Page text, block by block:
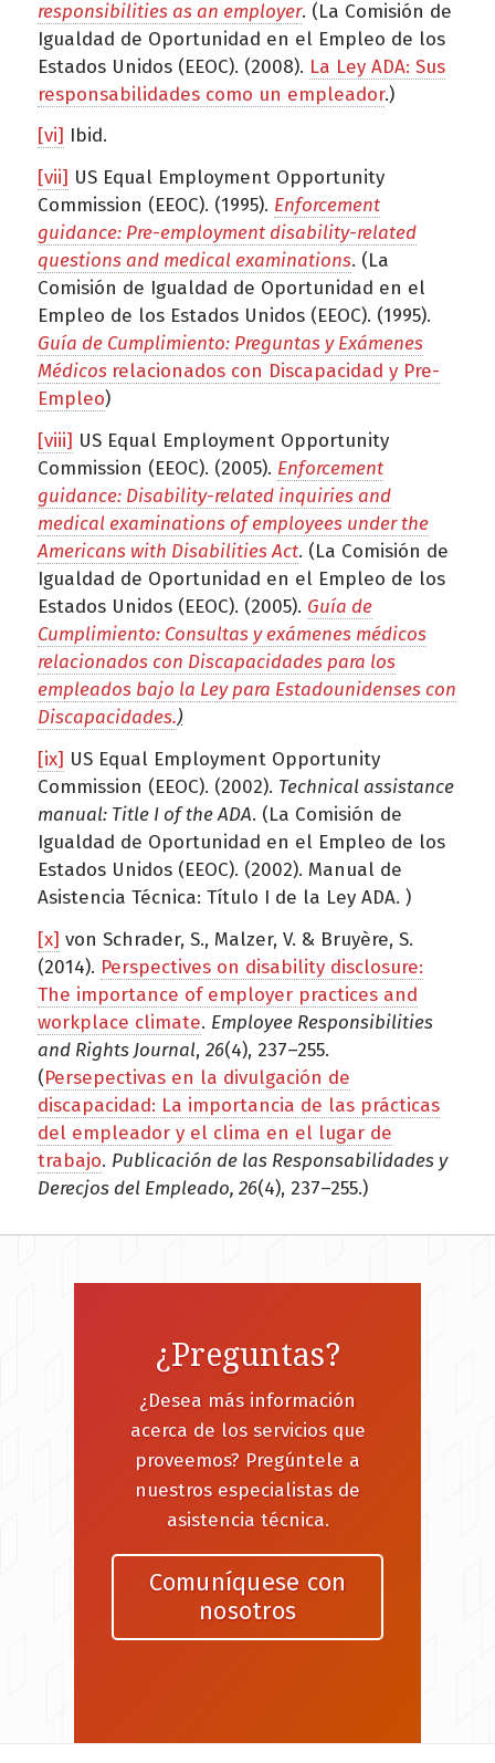
responsibilities as an employer. (La Comisión de
Igualdad de Oportunidad en el Empleo de los
Estados Unidos (EEOC). (2008). La Ley ADA: Sus
responsabilidades como un empleador.)
[vi] Ibid.
[vii] US Equal Employment Opportunity
Commission (EEOC). (1995). Enforcement
guidance: Pre-employment disability-related
questions and medical examinations. (La
Comisión de Igualdad de Oportunidad en el
Empleo de los Estados Unidos (EEOC). (1995).
Guía de Cumplimiento: Preguntas y Exámenes
Médicos relacionados con Discapacidad y Pre-
Empleo)
[viii] US Equal Employment Opportunity
Commission (EEOC). (2005). Enforcement
guidance: Disability-related inquiries and
medical examinations of employees under the
Americans with Disabilities Act. (La Comisión de
Igualdad de Oportunidad en el Empleo de los
Estados Unidos (EEOC). (2005). Guía de
Cumplimiento: Consultas y exámenes médicos
relacionados con Discapacidades para los
empleados bajo la Ley para Estadounidenses con
Discapacidades.)
[ix] US Equal Employment Opportunity
Commission (EEOC). (2002). Technical assistance
manual: Title I of the ADA. (La Comisión de
Igualdad de Oportunidad en el Empleo de los
Estados Unidos (EEOC). (2002). Manual de
Asistencia Técnica: Título I de la Ley ADA. )
[x] von Schrader, S., Malzer, V. & Bruyère, S.
(2014). Perspectives on disability disclosure:
The importance of employer practices and
workplace climate. Employee Responsibilities
and Rights Journal, 26(4), 237–255.
(Persepectivas en la divulgación de
discapacidad: La importancia de las prácticas
del empleador y el clima en el lugar de
trabajo. Publicación de las Responsabilidades y
Derecjos del Empleado, 26(4), 237–255.)
¿Preguntas?
¿Desea más información
acerca de los servicios que
proveemos? Pregúntele a
nuestros especialistas de
asistencia técnica.
Comuníquese con
nosotros